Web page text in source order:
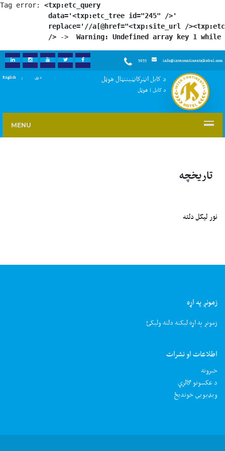
Tag error: <txp:etc_query
            data='<txp:etc_tree id="245" />'
replace='//a[@href="<txp:site_url /
            />
-> Warning: Undefined array key 1
3033 info@intercontinentalkabul.com
FACEBOOK
TWITTER
YOUTUBE
INSTAGRAM
دری
English د کابل انټرکانټیننټال هوټل
د کابل | هوټل
MENU
تاریخچه
نور لیکل دلته
زمونږ په اړه
زمونږ په اړه لیکنه دلته ولیکئ
اطلاعات او نشرات
خبرونه
د عکسونو ګالرې
ويډيويي خونديځ